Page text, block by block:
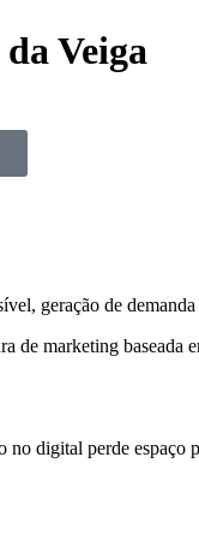
Veiga
geração de
de marketing baseada
digital perde espaço